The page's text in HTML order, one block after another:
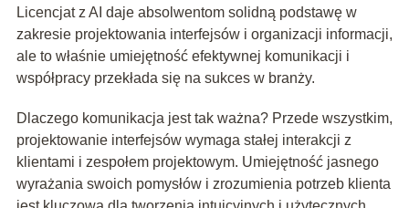
Licencjat z AI daje absolwentom solidną podstawę w
zakresie projektowania interfejsów i organizacji informacji,
ale to właśnie umiejętność efektywnej komunikacji i
współpracy przekłada się na sukces w branży.
Dlaczego komunikacja jest tak ważna? Przede wszystkim,
projektowanie interfejsów wymaga stałej interakcji z
klientami i zespołem projektowym. Umiejętność jasnego
wyrażania swoich pomysłów i zrozumienia potrzeb klienta